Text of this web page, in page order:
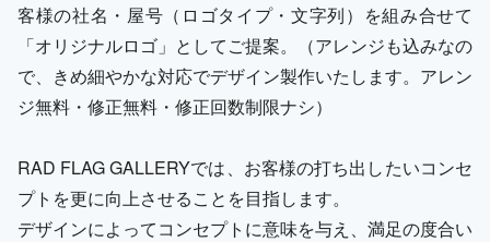
客様の社名・屋号（ロゴタイプ・文字列）を組み合せて
「オリジナルロゴ」としてご提案。（アレンジも込みなの
で、きめ細やかな対応でデザイン製作いたします。アレン
ジ無料・修正無料・修正回数制限ナシ）
RAD FLAG GALLERYでは、お客様の打ち出したいコンセ
プトを更に向上させることを目指します。
デザインによってコンセプトに意味を与え、満足の度合い